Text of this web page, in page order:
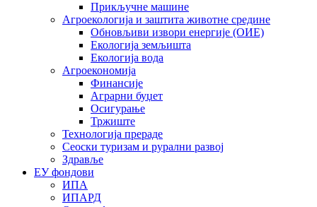
Прикључне машине
Агроекологија и заштита животне средине
Обновљиви извори енергије (ОИЕ)
Екологија земљишта
Екологија вода
Агроекономија
Финансије
Аграрни буџет
Осигурање
Тржиште
Технологија прераде
Сеоски туризам и рурални развој
Здравље
ЕУ фондови
ИПА
ИПАРД